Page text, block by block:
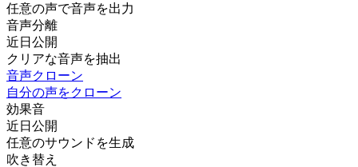
任意の声で音声を出力
音声分離
近日公開
クリアな音声を抽出
音声クローン
自分の声をクローン
効果音
近日公開
任意のサウンドを生成
吹き替え